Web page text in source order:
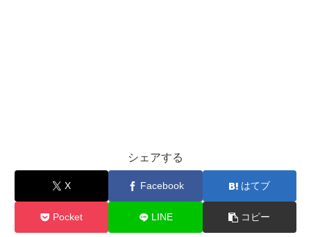
シェアする
X Facebook はてブ
Pocket LINE コピー